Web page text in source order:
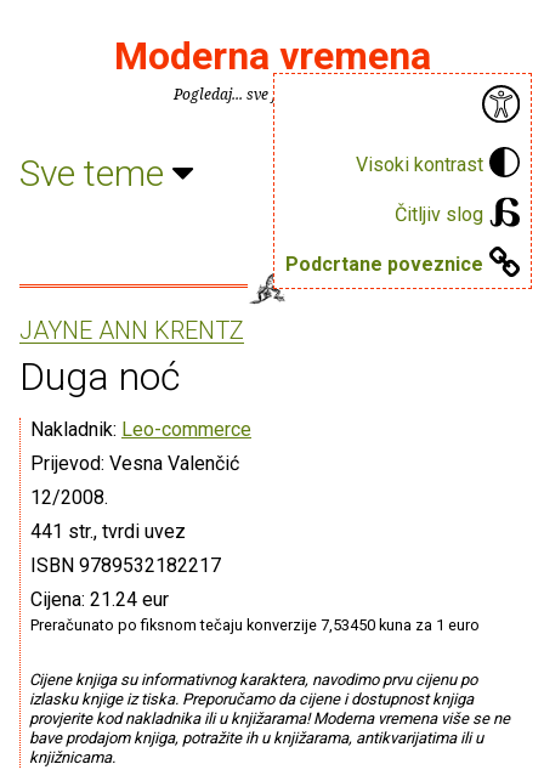
Visoki kontrast
Čitljiv slog
Podcrtane poveznice
Moderna vremena
Pogledaj... sve je puno knjiga.
Sve teme
JAYNE ANN KRENTZ
Duga noć
Nakladnik: Leo-commerce
Prijevod: Vesna Valenčić
12/2008.
441 str., tvrdi uvez
ISBN 9789532182217
Cijena: 21.24 eur
Preračunato po fiksnom tečaju konverzije 7,53450 kuna za 1 euro
Cijene knjiga su informativnog karaktera, navodimo prvu cijenu po
izlasku knjige iz tiska. Preporučamo da cijene i dostupnost knjiga
provjerite kod nakladnika ili u knjižarama! Moderna vremena više se ne
bave prodajom knjiga, potražite ih u knjižarama, antikvarijatima ili u
knjižnicama.